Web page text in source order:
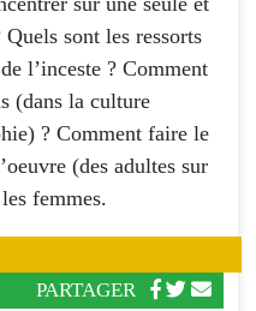
sont les ressorts
l’inceste ? Comment
(dans la culture
? Comment faire le
(des adultes sur
femmes.
PARTAGER